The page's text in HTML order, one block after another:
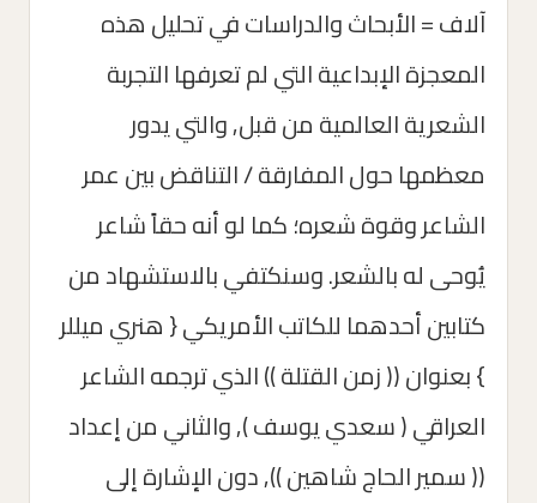
آلاف = الأبحاث والدراسات في تحليل هذه
المعجزة الإبداعية التي لم تعرفها التجربة
الشعرية العالمية من قبل, والتي يدور
معظمها حول المفارقة / التناقض بين عمر
الشاعر وقوة شعره؛ كما لو أنه حقاً شاعر
يُوحى له بالشعر. وسنكتفي بالاستشهاد من
كتابين أحدهما للكاتب الأمريكي { هنري ميللر
} بعنوان (( زمن القتلة )) الذي ترجمه الشاعر
العراقي ( سعدي يوسف ), والثاني من إعداد
(( سمير الحاج شاهين )), دون الإشارة إلى